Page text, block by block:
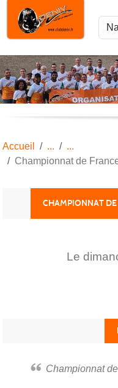
Accueil
Championnat de
CHAMPIONNAT DE
Le
Championnat
Panneau de gestion des